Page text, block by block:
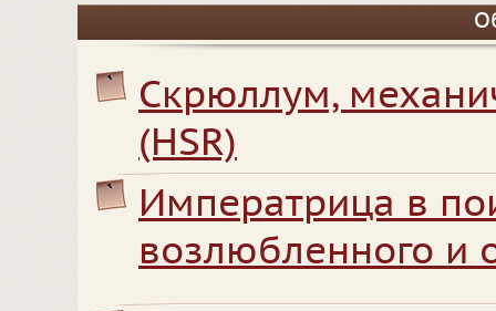
Скрюллум,
(HSR)
Императрица в
возлюбленного и